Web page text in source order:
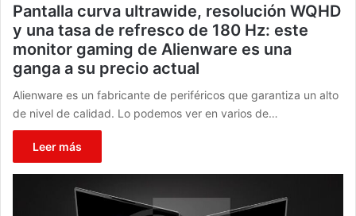
Pantalla curva ultrawide, resolución WQHD
y una tasa de refresco de 180 Hz: este
monitor gaming de Alienware es una
ganga a su precio actual
Alienware es un fabricante de periféricos que garantiza un alto
de nivel de calidad. Lo podemos ver en varios de…
Leer más